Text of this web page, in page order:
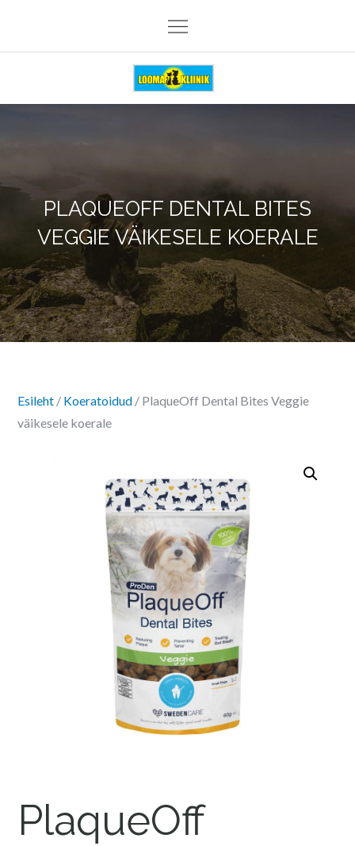
content
Loomakliinik Päike
PLAQUEOFF DENTAL BITES
VEGGIE VÄIKESELE KOERALE
Esileht / Koeratoidud / PlaqueOff Dental Bites Veggie
väikesele koerale
PlaqueOff